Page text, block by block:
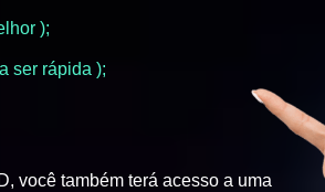
);
ser rápida );
você também terá acesso a uma